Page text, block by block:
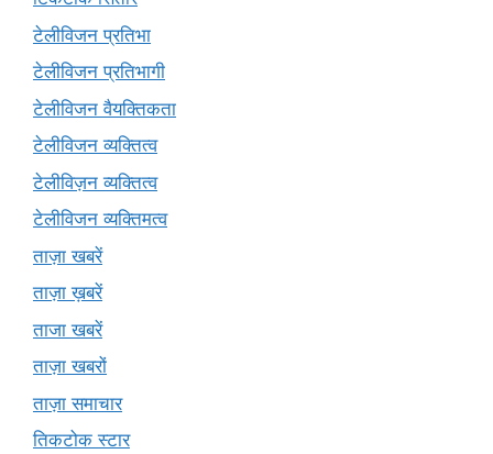
टेलीविजन प्रतिभा
टेलीविजन प्रतिभागी
टेलीविजन वैयक्तिकता
टेलीविजन व्यक्तित्व
टेलीविज़न व्यक्तित्व
टेलीविजन व्यक्तिमत्व
ताज़ा खबरें
ताज़ा ख़बरें
ताजा खबरें
ताज़ा खबरों
ताज़ा समाचार
तिकटोक स्टार